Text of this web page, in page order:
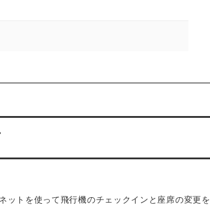
ットを使って飛行機のチェックインと座席の変更を